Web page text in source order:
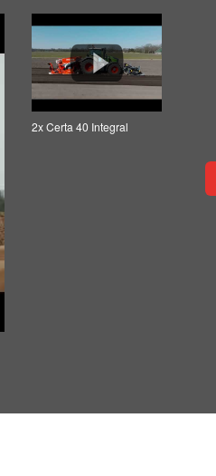
2x Certa 40 Integral